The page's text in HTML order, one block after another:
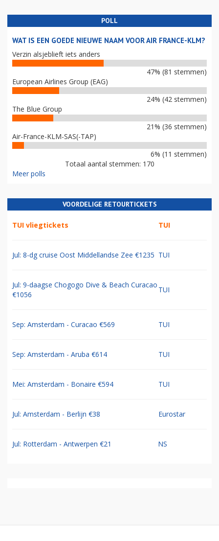
POLL
WAT IS EEN GOEDE NIEUWE NAAM VOOR AIR FRANCE-KLM?
Verzin alsjeblieft iets anders
47% (81 stemmen)
European Airlines Group (EAG)
24% (42 stemmen)
The Blue Group
21% (36 stemmen)
Air-France-KLM-SAS(-TAP)
6% (11 stemmen)
Totaal aantal stemmen: 170
Meer polls
VOORDELIGE RETOURTICKETS
TUI vliegtickets TUI
Jul: 8-dg cruise Oost Middellandse Zee €1235 TUI
Jul: 9-daagse Chogogo Dive & Beach Curacao
€1056
TUI
Sep: Amsterdam - Curacao €569 TUI
Sep: Amsterdam - Aruba €614 TUI
Mei: Amsterdam - Bonaire €594 TUI
Jul: Amsterdam - Berlijn €38 Eurostar
Jul: Rotterdam - Antwerpen €21 NS